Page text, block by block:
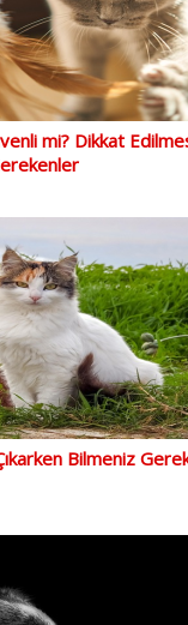
mi? Dikkat
Bilmeniz